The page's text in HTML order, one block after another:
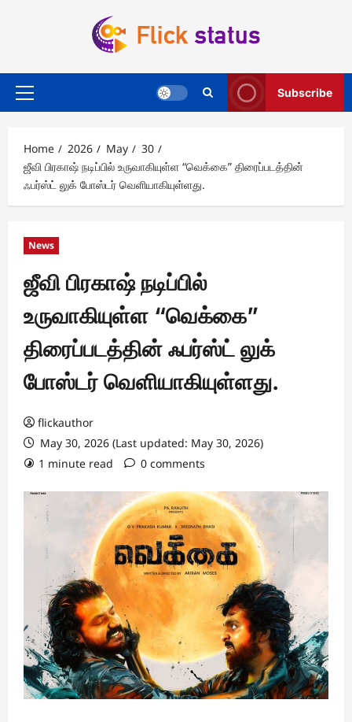
Primary
Subscribe
Home 2026 May
30
ஜீவி பிரகாஷ் நடிப்பில் உருவாகியுள்ள “வெக்கை” திரைப்படத்தின்
ஃபர்ஸ்ட் லுக் போஸ்டர் வெளியாகியுள்ளது.
News
ஜீவி பிரகாஷ் நடிப்பில்
உருவாகியுள்ள “வெக்கை”
திரைப்படத்தின் ஃபர்ஸ்ட் லுக்
போஸ்டர் வெளியாகியுள்ளது.
flickauthor
May 30, 2026 (Last updated: May 30, 2026)
1 minute read
0 comments